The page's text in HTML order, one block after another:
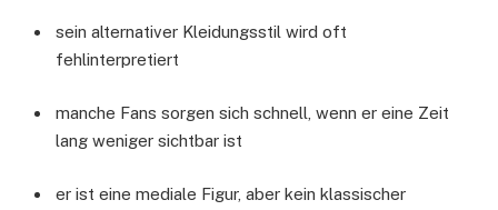
sein alternativer Kleidungsstil wird oft
fehlinterpretiert
manche Fans sorgen sich schnell, wenn er eine Zeit
lang weniger sichtbar ist
er ist eine mediale Figur, aber kein klassischer